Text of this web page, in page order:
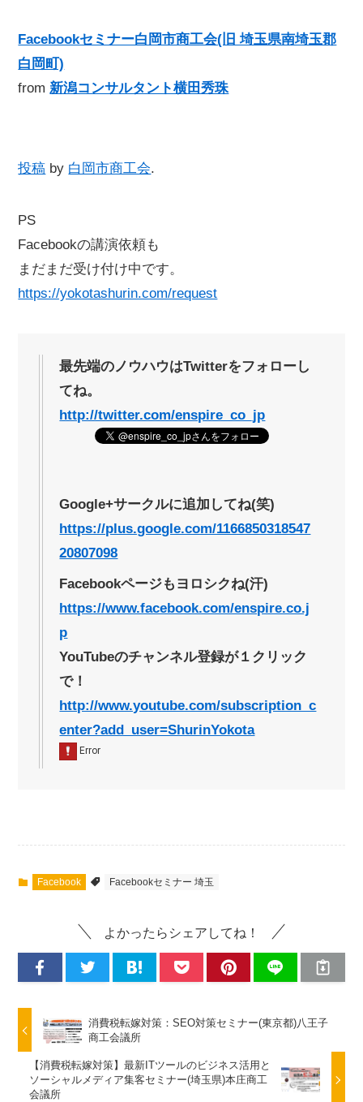
Facebookセミナー白岡市商工会(旧 埼玉県南埼玉郡
白岡町)
from新潟コンサルタント横田秀珠
投稿 by 白岡市商工会.
PS
Facebookの講演依頼も
まだまだ受け付け中です。
https://yokotashurin.com/request
最先端のノウハウはTwitterをフォローし
てね。
http://twitter.com/enspire_co_jp
Google+サークルに追加してね(笑)
https://plus.google.com/1166850318547
20807098
Facebookページもヨロシクね(汗)
https://www.facebook.com/enspire.co.j
p
YouTubeのチャンネル登録が１クリック
で！
http://www.youtube.com/subscription_c
enter?add_user=ShurinYokota
Facebook Facebookセミナー 埼玉
よかったらシェアしてね！
消費税転嫁対策：SEO対策セミナー(東京都)八王子
商工会議所
【消費税転嫁対策】最新ITツールのビジネス活用と
ソーシャルメディア集客セミナー(埼玉県)本庄商工
会議所